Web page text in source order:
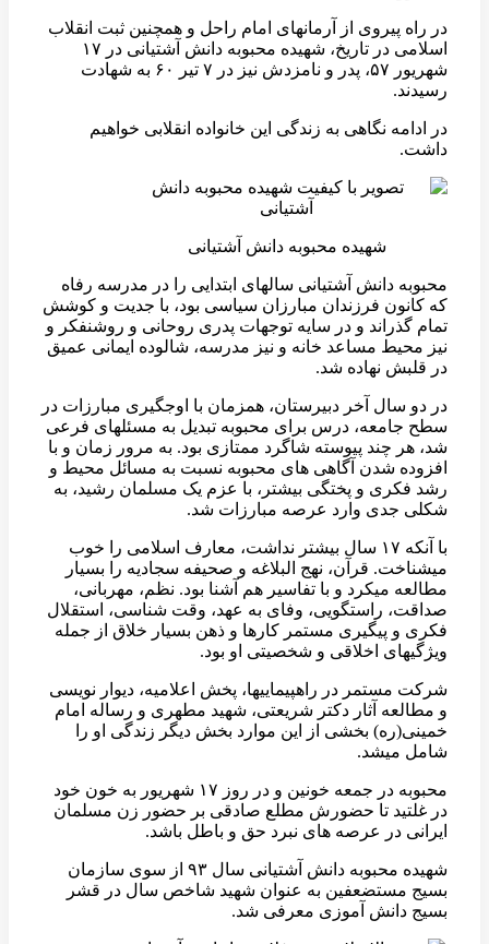
در راه پیروی از آرمانهای امام راحل و همچنین ثبت انقلاب
اسلامی در تاریخ، شهیده محبوبه دانش آشتیانی در ۱۷
شهریور ۵۷، پدر و نامزدش نیز در ۷ تیر ۶۰ به شهادت
رسیدند.
در ادامه نگاهی به زندگی این خانواده انقلابی خواهیم
داشت.
شهیده محبوبه دانش آشتیانی
محبوبه دانش آشتیانی سالهای ابتدایی را در مدرسه رفاه
که کانون فرزندان مبارزان سیاسی بود، با جدیت و کوشش
تمام گذراند و در سایه توجهات پدری روحانی و روشنفکر و
نیز محیط مساعد خانه و نیز مدرسه، شالوده ایمانی عمیق
در قلبش نهاده شد.
در دو سال آخر دبیرستان، همزمان با اوجگیری مبارزات در
سطح جامعه، درس برای محبوبه تبدیل به مسئلهای فرعی
شد، هر چند پیوسته شاگرد ممتازی بود. به مرور زمان و با
افزوده شدن آگاهی های محبوبه نسبت به مسائل محیط و
رشد فکری و پختگی بیشتر، با عزم یک مسلمان رشید، به
شکلی جدی وارد عرصه مبارزات شد.
با آنکه ۱۷ سال بیشتر نداشت، معارف اسلامی را خوب
میشناخت. قرآن، نهج البلاغه و صحیفه سجادیه را بسیار
مطالعه میکرد و با تفاسیر هم آشنا بود. نظم، مهربانی،
صداقت، راستگویی، وفای به عهد، وقت شناسی، استقلال
فکری و پیگیری مستمر کارها و ذهن بسیار خلاق از جمله
ویژگیهای اخلاقی و شخصیتی او بود.
شرکت مستمر در راهپیماییها، پخش اعلامیه، دیوار نویسی
و مطالعه آثار دکتر شریعتی، شهید مطهری و رساله امام
خمینی(ره) بخشی از این موارد بخش دیگر زندگی او را
شامل میشد.
محبوبه در جمعه خونین و در روز ۱۷ شهریور به خون خود
در غلتید تا حضورش مطلع صادقی بر حضور زن مسلمان
ایرانی در عرصه های نبرد حق و باطل باشد.
شهیده محبوبه دانش آشتیانی سال ۹۳ از سوی سازمان
بسیج مستضعفین به عنوان شهید شاخص سال در قشر
بسیج دانش آموزی معرفی شد.